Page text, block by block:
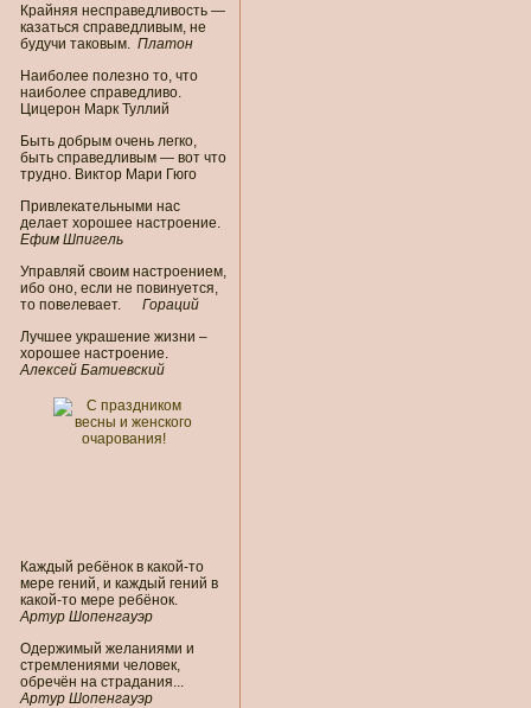
Крайняя несправедливость —
казаться справедливым, не
будучи таковым. Платон
Наиболее полезно то, что
наиболее справедливо.
Цицерон Марк Туллий
Быть добрым очень легко,
быть справедливым — вот что
трудно. Виктор Мари Гюго
Привлекательными нас
делает хорошее настроение.
Ефим Шпигель
Управляй своим настроением,
ибо оно, если не повинуется,
то повелевает. Гораций
Лучшее украшение жизни –
хорошее настроение.
Алексей Батиевский
Каждый ребёнок в какой-то
мере гений, и каждый гений в
какой-то мере ребёнок.
Артур Шопенгауэр
Одержимый желаниями и
стремлениями человек,
обречён на страдания...
Артур Шопенгауэр